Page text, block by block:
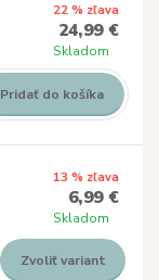
22 % zľava
24,99 €
Skladom
Pridať do košíka
13 % zľava
6,99 €
Skladom
Zvoliť variant